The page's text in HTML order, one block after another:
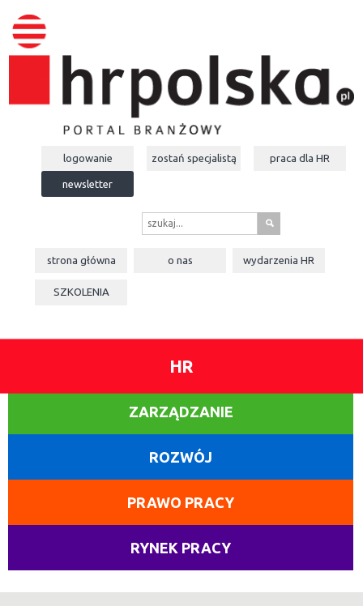
logowanie zostań specjalistą praca dla HR
newsletter
s
strona główna o nas wydarzeniaHR
SZKOLENIA
HR
ZARZĄDZANIE
ROZWÓJ
PRAWO PRACY
RYNEK PRACY